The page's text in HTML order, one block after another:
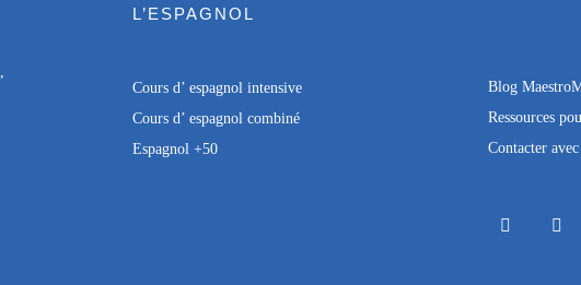
L’ESPAGNOL
Cours d’ espagnol intensive
Cours d’ espagnol combiné
Espagnol +50
Blog
Ressources
Contacter